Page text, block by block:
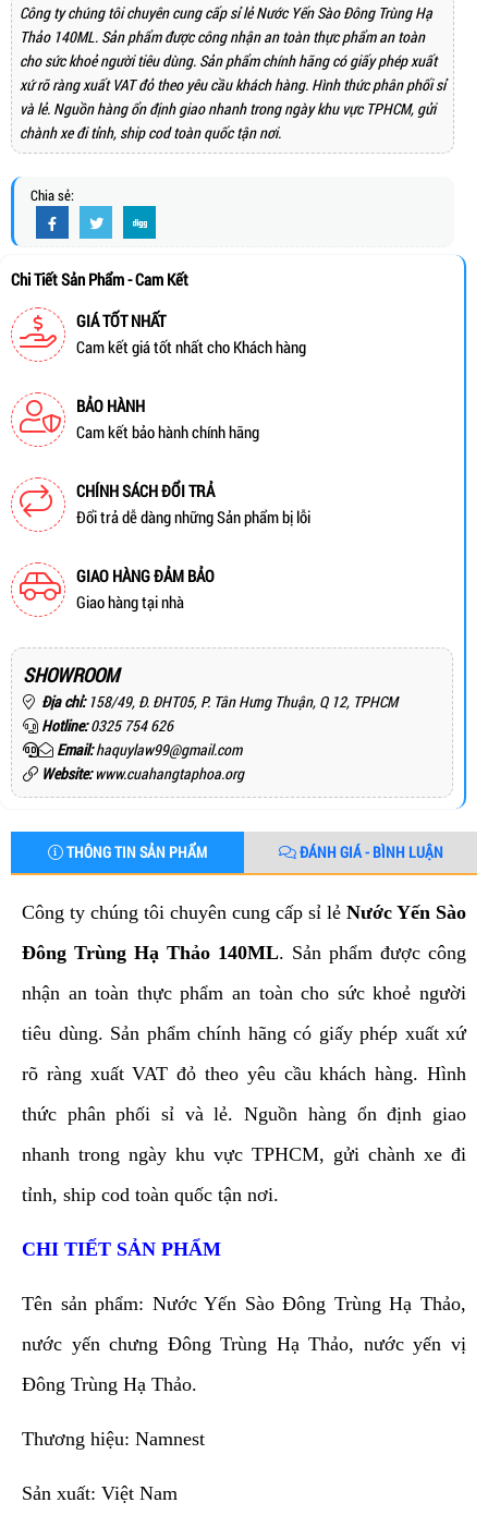
Công ty chúng tôi chuyên cung cấp sỉ lẻ Nước Yến Sào Đông Trùng Hạ
Thảo 140ML. Sản phẩm được công nhận an toàn thực phẩm an toàn
cho sức khoẻ người tiêu dùng. Sản phẩm chính hãng có giấy phép xuất
xứ rõ ràng xuất VAT đỏ theo yêu cầu khách hàng. Hình thức phân phối sỉ
và lẻ. Nguồn hàng ổn định giao nhanh trong ngày khu vực TPHCM, gửi
chành xe đi tỉnh, ship cod toàn quốc tận nơi.
Chia sẻ:
Chi Tiết Sản Phẩm - Cam Kết
GIÁ TỐT NHẤT
Cam kết giá tốt nhất cho Khách hàng
BẢO HÀNH
Cam kết bảo hành chính hãng
CHÍNH SÁCH ĐỔI TRẢ
Đổi trả dễ dàng những Sản phẩm bị lỗi
GIAO HÀNG ĐẢM BẢO
Giao hàng tại nhà
SHOWROOM
Địa chỉ: 158/49, Đ. ĐHT05, P. Tân Hưng Thuận, Q 12, TPHCM
Hotline:0325 754 626
Email:haquylaw99@gmail.com
Website:www.cuahangtaphoa.org
THÔNG TIN SẢN PHẨM ĐÁNH GIÁ - BÌNH LUẬN
Công ty chúng tôi chuyên cung cấp sỉ lẻ Nước Yến Sào
Đông Trùng Hạ Thảo 140ML. Sản phẩm được công
nhận an toàn thực phẩm an toàn cho sức khoẻ người
tiêu dùng. Sản phẩm chính hãng có giấy phép xuất xứ
rõ ràng xuất VAT đỏ theo yêu cầu khách hàng. Hình
thức phân phối sỉ và lẻ. Nguồn hàng ổn định giao
nhanh trong ngày khu vực TPHCM, gửi chành xe đi
tỉnh, ship cod toàn quốc tận nơi.
CHI TIẾT SẢN PHẨM
Tên sản phẩm: Nước Yến Sào Đông Trùng Hạ Thảo,
nước yến chưng Đông Trùng Hạ Thảo, nước yến vị
Đông Trùng Hạ Thảo.
Thương hiệu: Namnest
Sản xuất: Việt Nam